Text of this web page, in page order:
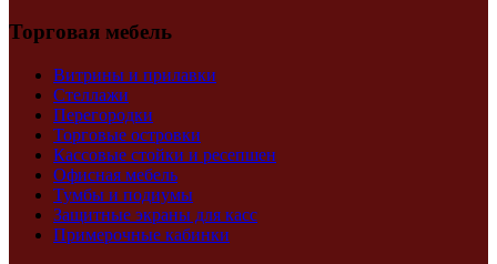
Торговая мебель
Витрины и прилавки
Стеллажи
Перегородки
Торговые островки
Кассовые стойки и ресепшен
Офисная мебель
Тумбы и подиумы
Защитные экраны для касс
Примерочные кабинки